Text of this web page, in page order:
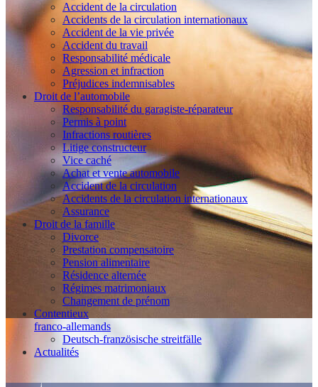
Accident de la circulation
Accidents de la circulation internationaux
Accident de la vie privée
Accident du travail
Responsabilité médicale
Agression et infraction
Préjudices indemnisables
Droit de l’automobile
Responsabilité du garagiste-réparateur
Permis à point
Infractions routières
Litige constructeur
Vice caché
Achat et vente automobile
Accident de la circulation
Accidents de la circulation internationaux
Assurance
Droit de la famille
Divorce
Prestation compensatoire
Pension alimentaire
Résidence alternée
Régimes matrimoniaux
Changement de prénom
Contentieux
franco-allemands
Deutsch-französische streitfälle
Actualités